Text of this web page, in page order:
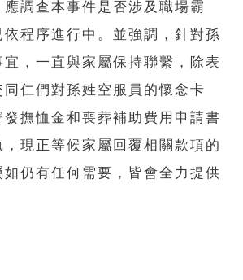
調查本事件是否涉及職場霸
程序進行中。並強調，針對孫
，一直與家屬保持聯繫，除表
仁們對孫姓空服員的懷念卡
發撫恤金和喪葬補助費用申請書
現正等候家屬回覆相關款項的
仍有任何需要，皆會全力提供